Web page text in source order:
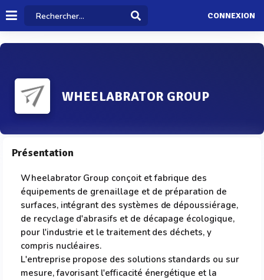
CONNEXION
WHEELABRATOR GROUP
Présentation
Wheelabrator Group conçoit et fabrique des
équipements de grenaillage et de préparation de
surfaces, intégrant des systèmes de dépoussiérage,
de recyclage d'abrasifs et de décapage écologique,
pour l'industrie et le traitement des déchets, y
compris nucléaires.
L'entreprise propose des solutions standards ou sur
mesure, favorisant l'efficacité énergétique et la